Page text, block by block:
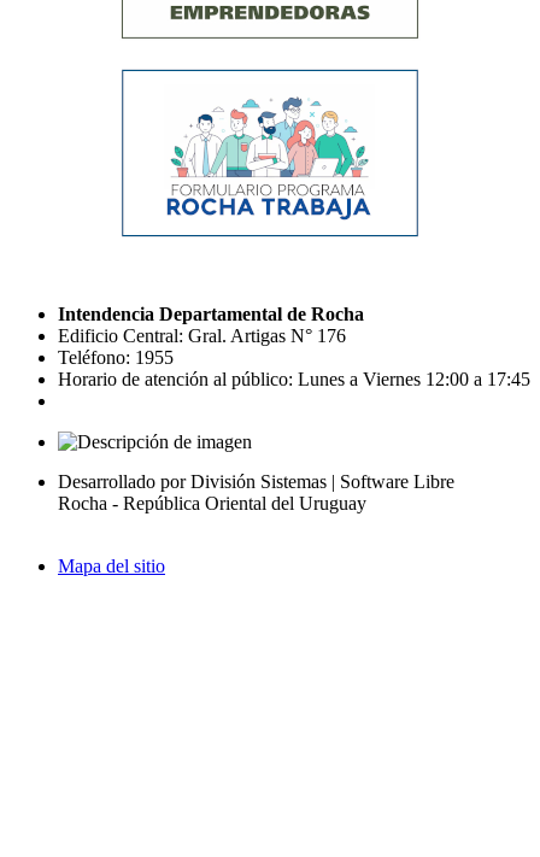
Intendencia Departamental de Rocha
Edificio Central: Gral. Artigas N° 176
Teléfono: 1955
Horario de atención al público: Lunes a Viernes 12:00 a 17:45
Desarrollado por División Sistemas | Software Libre
Rocha - República Oriental del Uruguay
Mapa del sitio